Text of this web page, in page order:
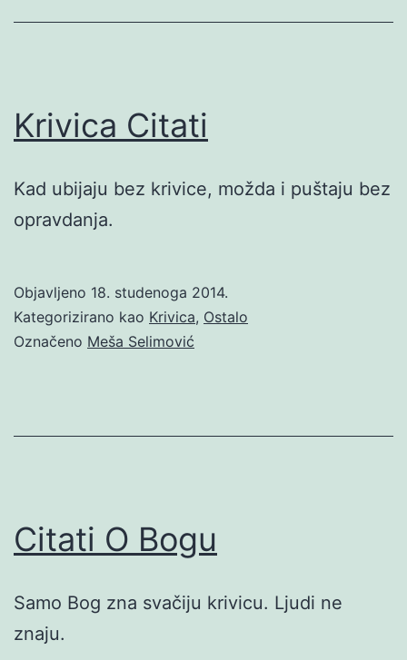
Krivica Citati
Kad ubijaju bez krivice, možda i puštaju bez
opravdanja.
Objavljeno 18. studenoga 2014.
Kategorizirano kao Krivica, Ostalo
Označeno Meša Selimović
Citati O Bogu
Samo Bog zna svačiju krivicu. Ljudi ne
znaju.